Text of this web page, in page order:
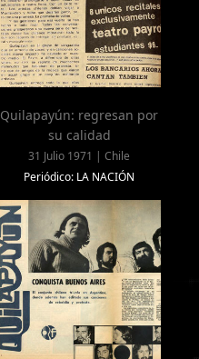
Quilapayún: regresan por
su calidad
31 Julio 1971 | Chile
Periódico: LA NACIÓN